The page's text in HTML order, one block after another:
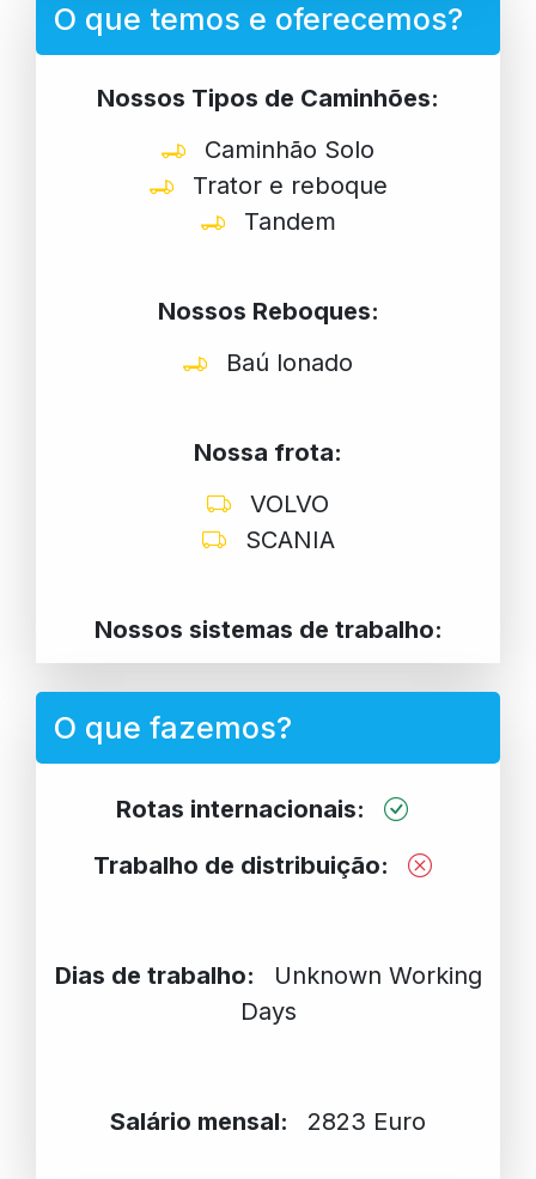
O que temos e oferecemos?
Nossos Tipos de Caminhões:
Caminhão Solo
Trator e reboque
Tandem
Nossos Reboques:
Baú lonado
Nossa frota:
VOLVO
SCANIA
Nossos sistemas de trabalho:
O que fazemos?
Rotas internacionais:
Trabalho de distribuição:
Dias de trabalho:
Unknown Working
Days
Salário mensal: 2823 Euro